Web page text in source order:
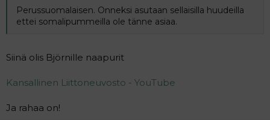
Perussuomalaisen. Onneksi asutaan sellaisilla huudeilla
ettei somalipummeilla ole tänne asiaa.
Siinä olis Björnille naapurit
Kansallinen Liittoneuvosto - YouTube
Ja rahaa on!